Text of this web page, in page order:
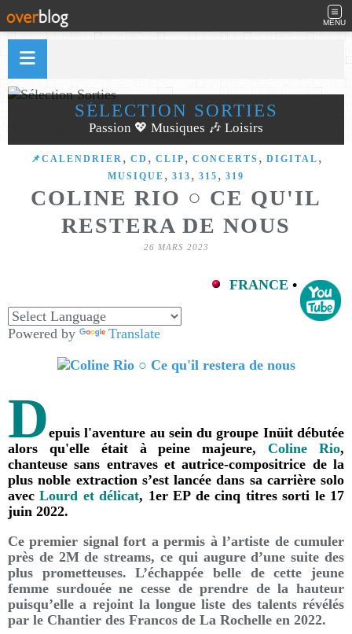
MENU
SÉLECTION SORTIES
Passion 💖 Musiques 🎶 Loisirs
📌CALENDRIER , CD , CLIP , CONCERTS , DIGITAL ,
MUSIQUE , 313 , 315 , 319
COLINE RIO ○ CE QU'IL
RESTERA DE NOUS
26 MARS 2023
FRANCE •
Powered by Translate
Depuis l'aventure au sein du groupe Inüit débutée
alors qu'elle était à peine majeure,Coline Rio,
chanteuse sans entraves et autrice-compositrice de la
plus noble extraction s’est lancée dans sa carrière solo
avec Lourd et délicat, 1er EP de cinq titres sorti le 17
juin 2022.
Ce premier signal fort a permis à l’artiste de cumuler
près de 2M de streams, ce qui augure d’une suite des
plus prometteuses. L’échappée belle de cette jeune
femme surdouée ne cesse de prendre de la hauteur
puisqu’elle a rejoint la longue liste des talents révélés
par le Chantier des Francos de La Rochelle en 2022.